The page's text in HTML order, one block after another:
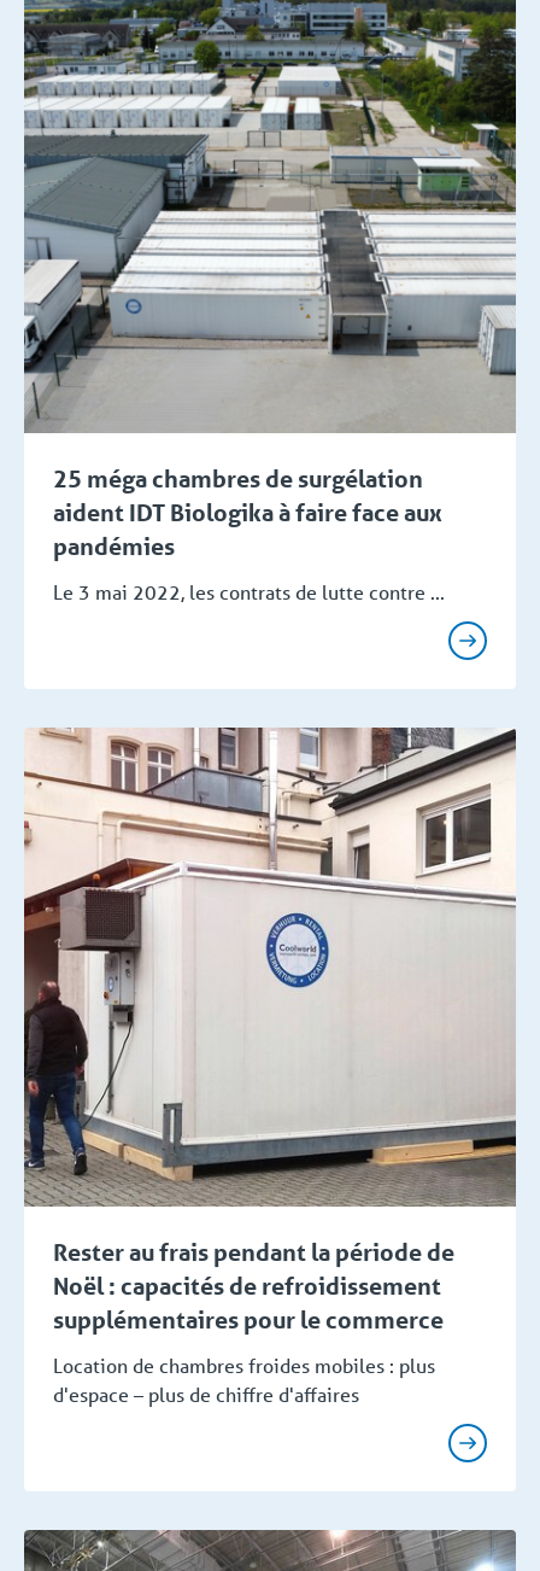
25 méga chambres de surgélation
aident IDT Biologika à faire face aux
pandémies
Le 3 mai 2022, les contrats de lutte contre ...
Rester au frais pendant la période de
Noël : capacités de refroidissement
supplémentaires pour le commerce
Location de chambres froides mobiles : plus
d'espace – plus de chiffre d'affaires